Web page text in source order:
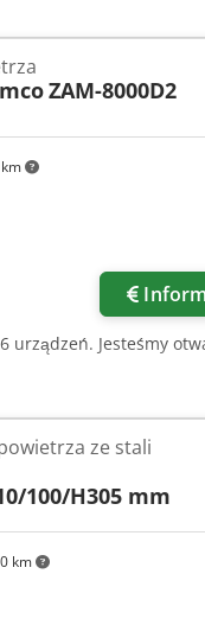
ZAM-8000D2
urządzeń. Jesteśmy
km
ze stali
100/H305 mm